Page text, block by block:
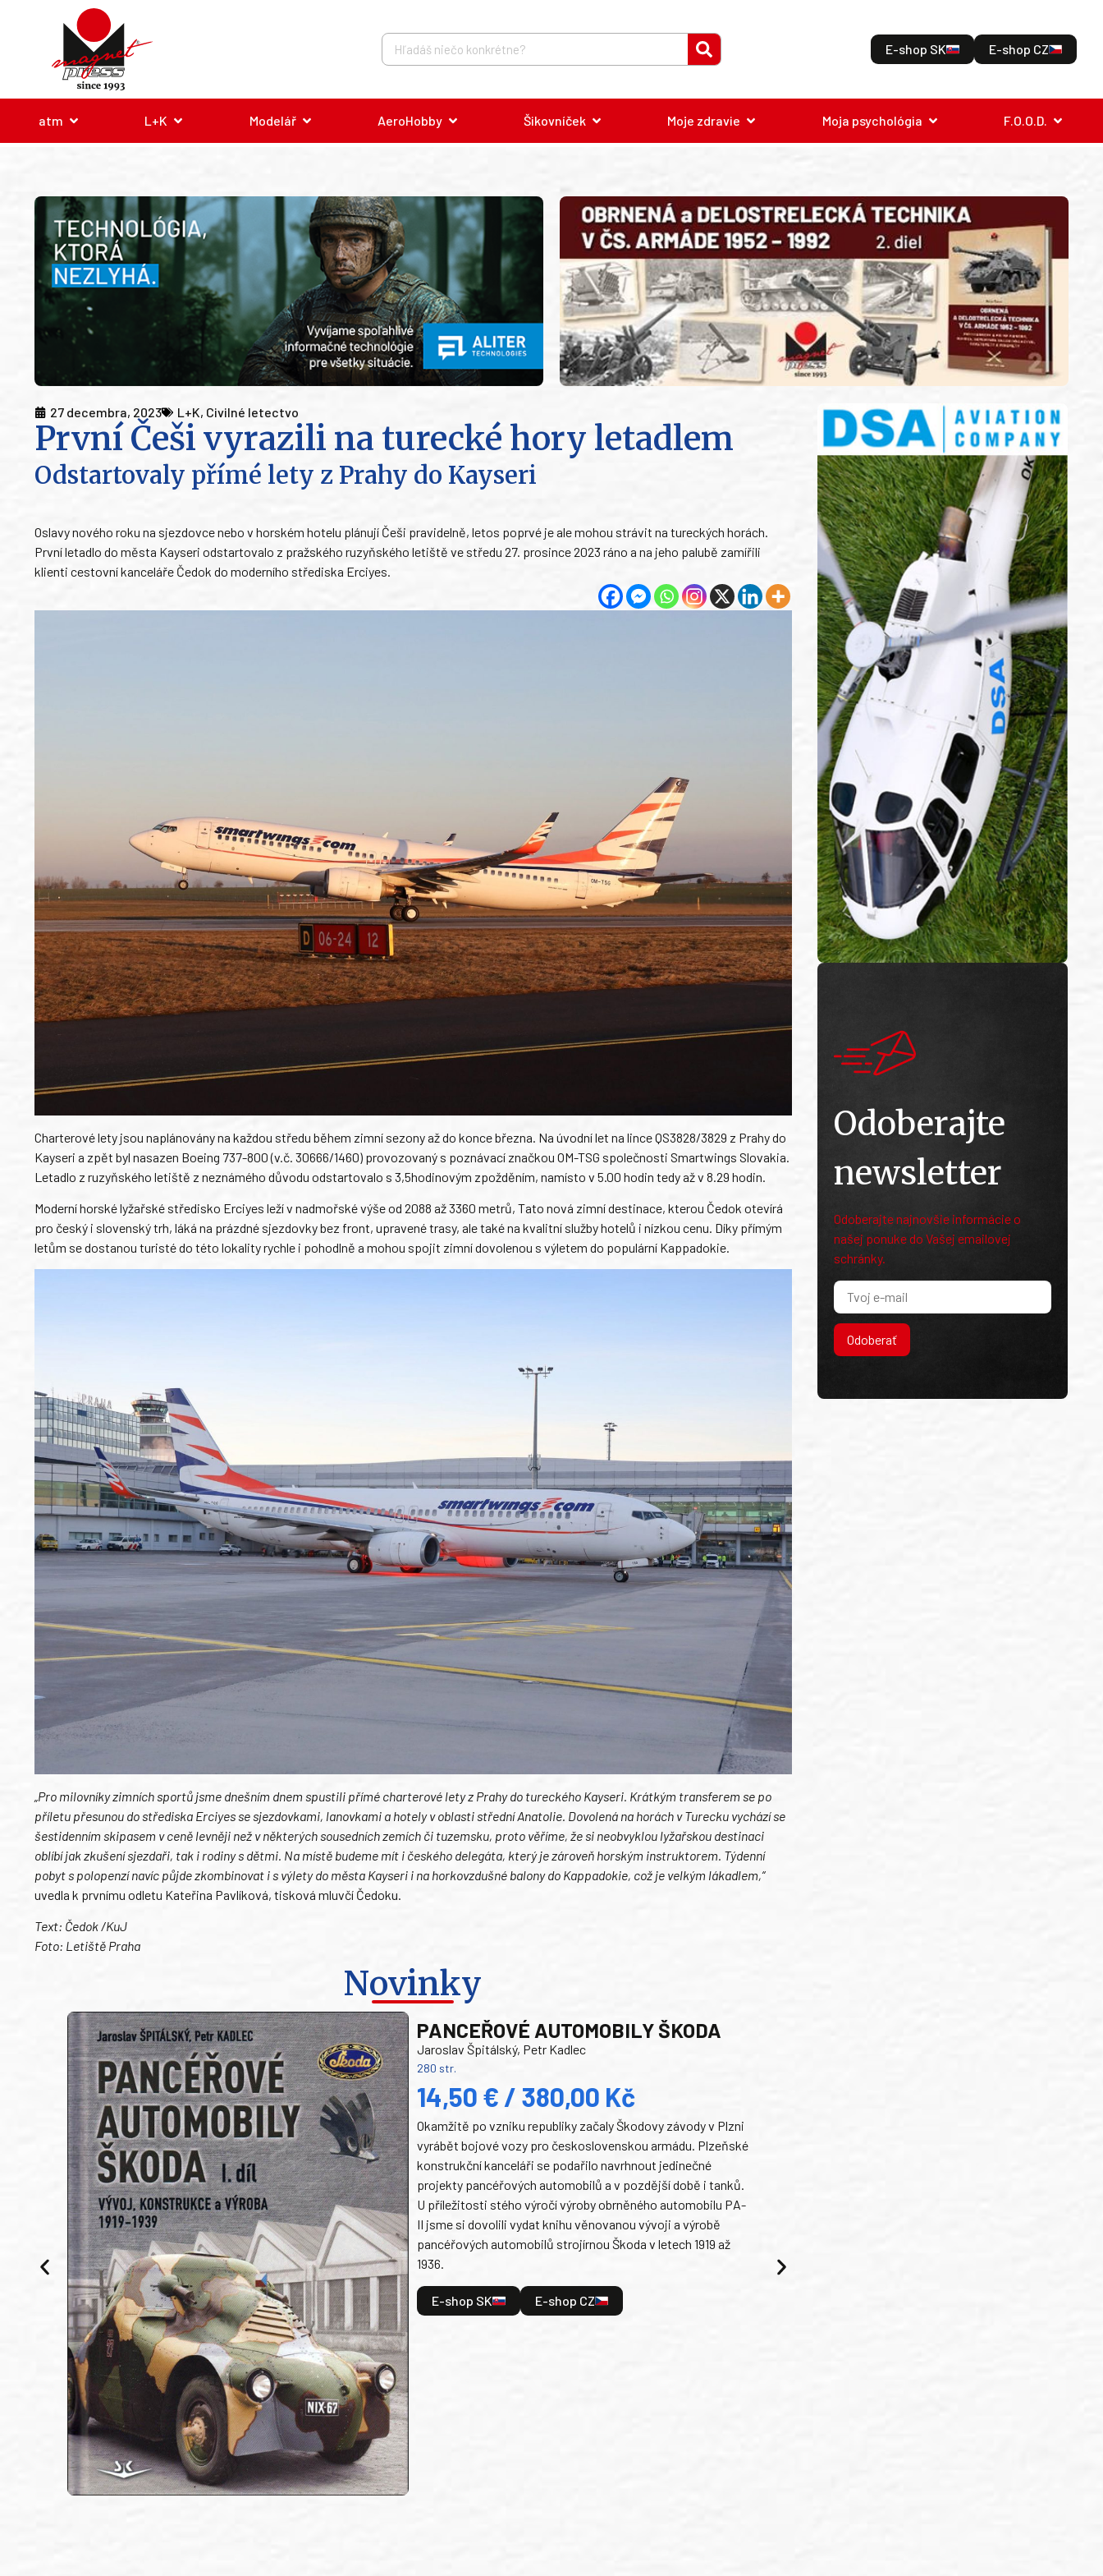
E-shop SK E-shop CZ
atm L+K Modelář AeroHobby Šikovníček Moje zdravie Moja psychológia F.O.O.D.
27 decembra, 2023 L+K, Civilné letectvo
První Češi vyrazili na turecké hory letadlem
Odstartovaly přímé lety z Prahy do Kayseri
Oslavy nového roku na sjezdovce nebo v horském hotelu plánují Češi pravidelně, letos poprvé je ale mohou strávit na tureckých horách.
První letadlo do města Kayseri odstartovalo z pražského ruzyňského letiště ve středu 27. prosince 2023 ráno a na jeho palubě zamířili
klienti cestovní kanceláře Čedok do moderního střediska Erciyes.
Charterové lety jsou naplánovány na každou středu během zimní sezony až do konce března. Na úvodní let na lince QS3828/3829 z Prahy do
Kayseri a zpět byl nasazen Boeing 737-800 (v.č. 30666/1460) provozovaný s poznávací značkou OM-TSG společnosti Smartwings Slovakia.
Letadlo z ruzyňského letiště z neznámého důvodu odstartovalo s 3,5hodinovým zpožděním, namísto v 5.00 hodin tedy až v 8.29 hodin.
Moderní horské lyžařské středisko Erciyes leží v nadmořské výše od 2088 až 3360 metrů, Tato nová zimní destinace, kterou Čedok otevírá
pro český i slovenský trh, láká na prázdné sjezdovky bez front, upravené trasy, ale také na kvalitní služby hotelů i nízkou cenu. Díky přímým
letům se dostanou turisté do této lokality rychle i pohodlně a mohou spojit zimní dovolenou s výletem do populární Kappadokie.
„Pro milovníky zimních sportů jsme dnešním dnem spustili přímé charterové lety z Prahy do tureckého Kayseri. Krátkým transferem se po
příletu přesunou do střediska Erciyes se sjezdovkami, lanovkami a hotely v oblasti střední Anatolie. Dovolená na horách v Turecku vychází se
šestidenním skipasem v ceně levněji než v některých sousedních zemích či tuzemsku, proto věříme, že si neobvyklou lyžařskou destinaci
oblíbí jak zkušení sjezdaři, tak i rodiny s dětmi. Na místě budeme mít i českého delegáta, který je zároveň horským instruktorem. Týdenní
pobyt s polopenzí navíc půjde zkombinovat i s výlety do města Kayseri i na horkovzdušné balony do Kappadokie, což je velkým lákadlem,“
uvedla k prvnímu odletu Kateřina Pavlíková, tisková mluvčí Čedoku.
Text: Čedok /KuJ
Foto: Letiště Praha
Novinky
PANCEŘOVÉ AUTOMOBILY ŠKODA
Jaroslav Špitálský, Petr Kadlec
280 str.
14,50 € / 380,00 Kč
Okamžitě po vzniku republiky začaly Škodovy závody v Plzni
vyrábět bojové vozy pro československou armádu. Plzeňské
konstrukční kanceláři se podařilo navrhnout jedinečné
projekty pancéřových automobilů a v pozdější době i tanků.
U příležitosti stého výročí výroby obrněného automobilu PA-
II jsme si dovolili vydat knihu věnovanou vývoji a výrobě
pancéřových automobilů strojírnou Škoda v letech 1919 až
1936.
E-shop SK E-shop CZ
Odoberajte
newsletter
Odoberajte najnovšie informácie o
našej ponuke do Vašej emailovej
schránky.
Odoberať